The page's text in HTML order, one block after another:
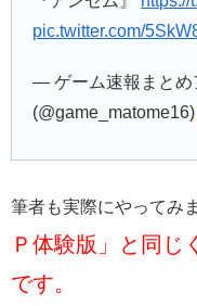
pic.twitter.com/
— ゲーム速報まとめ
(@game_matome16)
筆者も実際にやってみ
Ｐ体験版」と同じ
です。